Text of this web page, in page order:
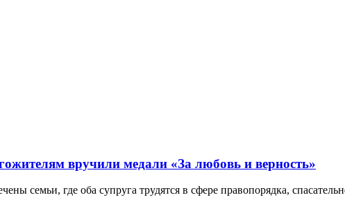
вручили медали «За любовь и верность»
семьи, где оба супруга трудятся в сфере правопорядка,